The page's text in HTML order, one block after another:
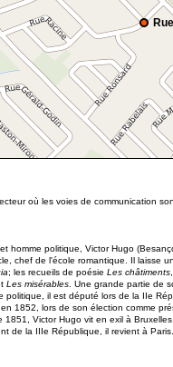
où les voies de communication
homme politique, Victor Hugo
chef de l'école romantique. Il laisse
; les recueils de poésie Les châtiments
Les misérables . Une grande partie de
politique, il est député lors de la IIe
1852, lors de son élection comme
1851, Victor Hugo vit en exil à
de la IIIe République, il revient à Paris.